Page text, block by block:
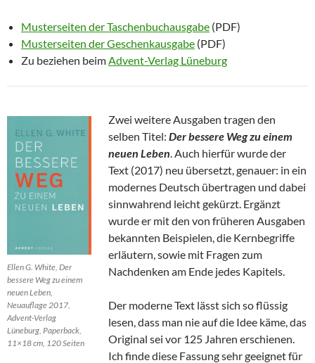
Musterseiten der Taschenbuchausgabe (PDF)
Musterseiten der Geschenkausgabe (PDF)
Zu beziehen beim Advent-Verlag Lüneburg
Ellen G. White, Der
bessere Weg zu einem
neuen Leben,
Neuauflage 2017,
Advent-Verlag
Lüneburg, Paperback,
11×18 cm, 120 Seiten
Zwei weitere Ausgaben tragen den
selben Titel: Der bessere Weg zu einem
neuen Leben . Auch hierfür wurde der
Text (2017) neu übersetzt, genauer: in ein
modernes Deutsch übertragen und dabei
sinnwahrend leicht gekürzt. Ergänzt
wurde er mit den von früheren Ausgaben
bekannten Beispielen, die Kernbegriffe
erläutern, sowie mit Fragen zum
Nachdenken am Ende jedes Kapitels.
Der moderne Text lässt sich so flüssig
lesen, dass man nie auf die Idee käme, das
Original sei vor 125 Jahren erschienen.
Ich finde diese Fassung sehr geeignet für